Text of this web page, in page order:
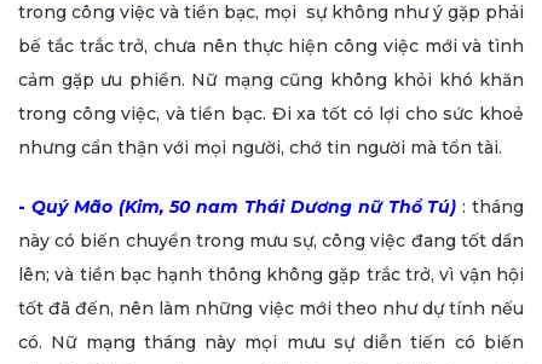
trong công việc và tiền bạc, mọi sự không như ý gặp phải
bế tắc trắc trở, chưa nên thực hiện công việc mới và tình
cảm gặp ưu phiền. Nữ mạng cũng không khỏi khó khăn
trong công việc, và tiền bạc. Đi xa tốt có lợi cho sức khoẻ
nhưng cẩn thận với mọi người, chớ tin người mà tổn tài.
- Quý Mão (Kim, 50 nam Thái Dương nữ Thổ Tú) : tháng
này có biến chuyển trong mưu sự, công việc đang tốt dần
lên; và tiền bạc hạnh thông không gặp trắc trở, vì vận hội
tốt đã đến, nên làm những việc mới theo như dự tính nếu
có. Nữ mạng tháng này mọi mưu sự diễn tiến có biến